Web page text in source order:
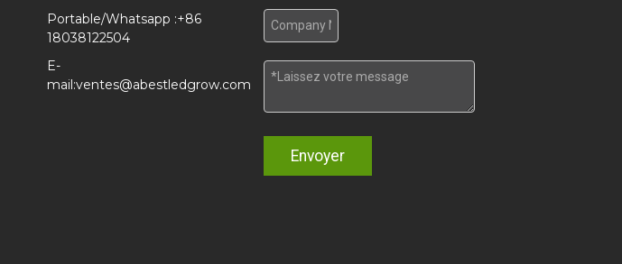
Portable/Whatsapp :+86
18038122504
E-
mail:ventes@abestledgrow.com
Envoyer